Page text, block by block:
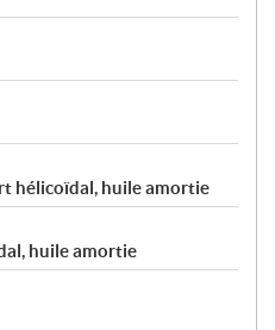
hélicoïdal, huile amortie
huile amortie